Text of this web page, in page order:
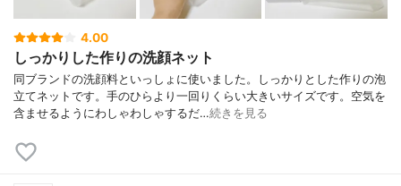
4.00
しっかりした作りの洗顔ネット
同ブランドの洗顔料といっしょに使いました。しっかりとした作りの泡
立てネットです。手のひらより一回りくらい大きいサイズです。空気を
含ませるようにわしゃわしゃするだ…続きを見る